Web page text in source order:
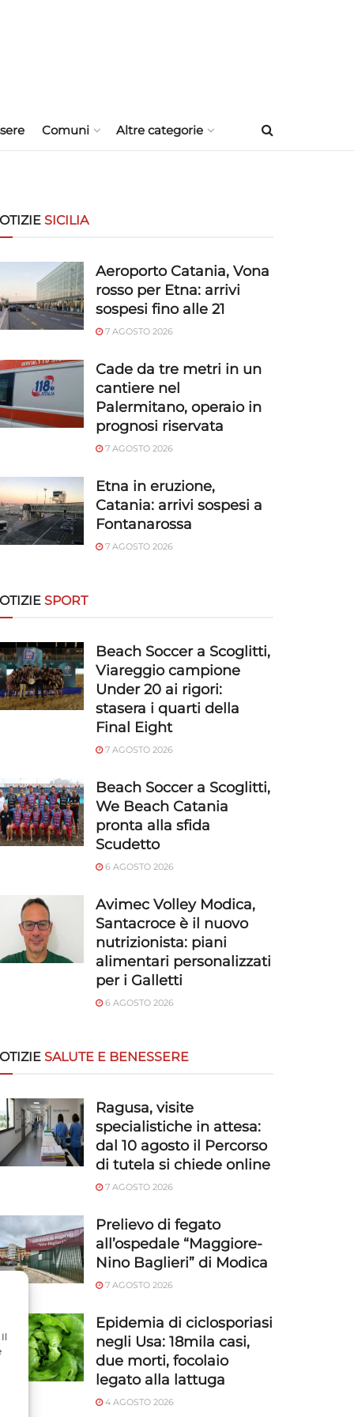
Comuni Altre categorie
SICILIA
Aeroporto Catania, Vona
rosso per Etna: arrivi
sospesi fino alle 21
7 AGOSTO 2026
Cade da tre metri in un
cantiere nel
Palermitano, operaio in
prognosi riservata
7 AGOSTO 2026
Etna in eruzione,
Catania: arrivi sospesi a
Fontanarossa
7 AGOSTO 2026
SPORT
Beach Soccer a Scoglitti,
Viareggio campione
Under 20 ai rigori:
stasera i quarti della
Final Eight
7 AGOSTO 2026
Beach Soccer a Scoglitti,
We Beach Catania
pronta alla sfida
Scudetto
6 AGOSTO 2026
Avimec Volley Modica,
Santacroce è il nuovo
nutrizionista: piani
alimentari personalizzati
per i Galletti
6 AGOSTO 2026
SALUTE E BENESSERE
Ragusa, visite
specialistiche in attesa:
dal 10 agosto il Percorso
di tutela si chiede online
7 AGOSTO 2026
Prelievo di fegato
all’ospedale “Maggiore-
Nino Baglieri” di Modica
7 AGOSTO 2026
Epidemia di ciclosporiasi
negli Usa: 18mila casi,
due morti, focolaio
legato alla lattuga
4 AGOSTO 2026